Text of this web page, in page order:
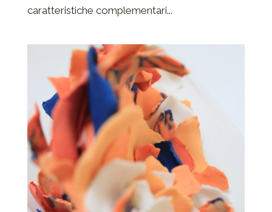
caratteristiche complementari...